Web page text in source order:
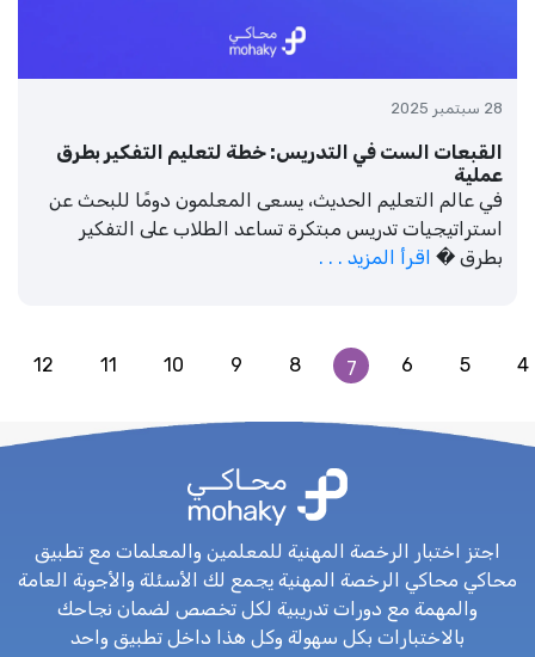
28 سبتمبر 2025
القبعات الست في التدريس: خطة لتعليم التفكير بطرق
عملية
في عالم التعليم الحديث، يسعى المعلمون دومًا للبحث عن
استراتيجيات تدريس مبتكرة تساعد الطلاب على التفكير
بطرق � اقرأ المزيد . . .
4
5
6
7
8
9
10
11
12
اجتز اختبار الرخصة المهنية للمعلمين والمعلمات مع تطبيق
محاكي محاكي الرخصة المهنية يجمع لك الأسئلة والأجوبة العامة
والمهمة مع دورات تدريبية لكل تخصص لضمان نجاحك
بالاختبارات بكل سهولة وكل هذا داخل تطبيق واحد